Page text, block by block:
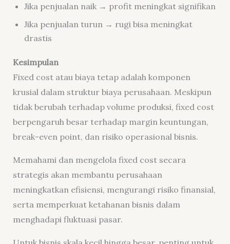
Jika penjualan naik → profit meningkat signifikan
Jika penjualan turun → rugi bisa meningkat
drastis
Kesimpulan
Fixed cost atau biaya tetap adalah komponen
krusial dalam struktur biaya perusahaan. Meskipun
tidak berubah terhadap volume produksi, fixed cost
berpengaruh besar terhadap margin keuntungan,
break-even point, dan risiko operasional bisnis.
Memahami dan mengelola fixed cost secara
strategis akan membantu perusahaan
meningkatkan efisiensi, mengurangi risiko finansial,
serta memperkuat ketahanan bisnis dalam
menghadapi fluktuasi pasar.